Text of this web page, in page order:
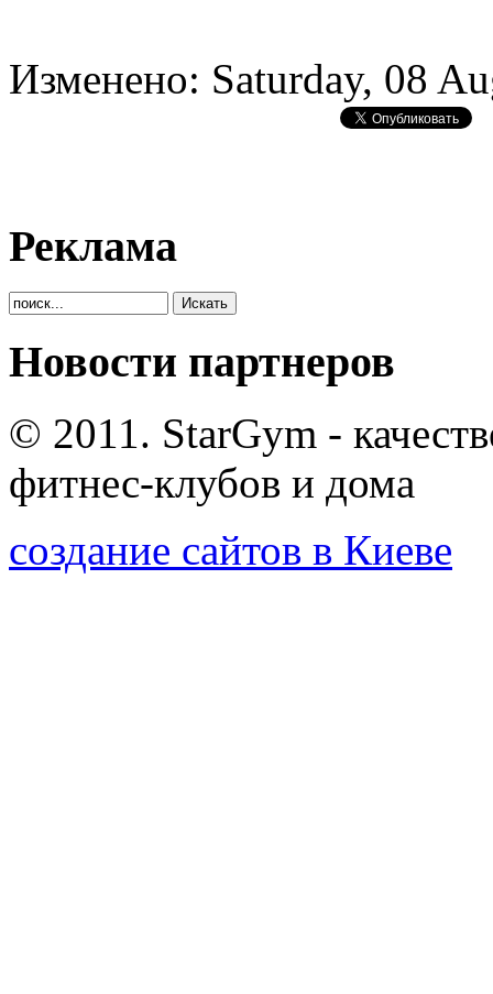
Изменено: Saturday, 08
Реклама
Новости партнеров
© 2011. StarGym -
фитнес-клубов и дома
создание сайтов в Киеве